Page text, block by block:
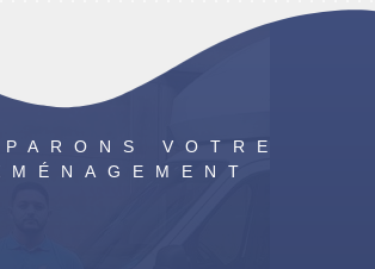
VOTRE